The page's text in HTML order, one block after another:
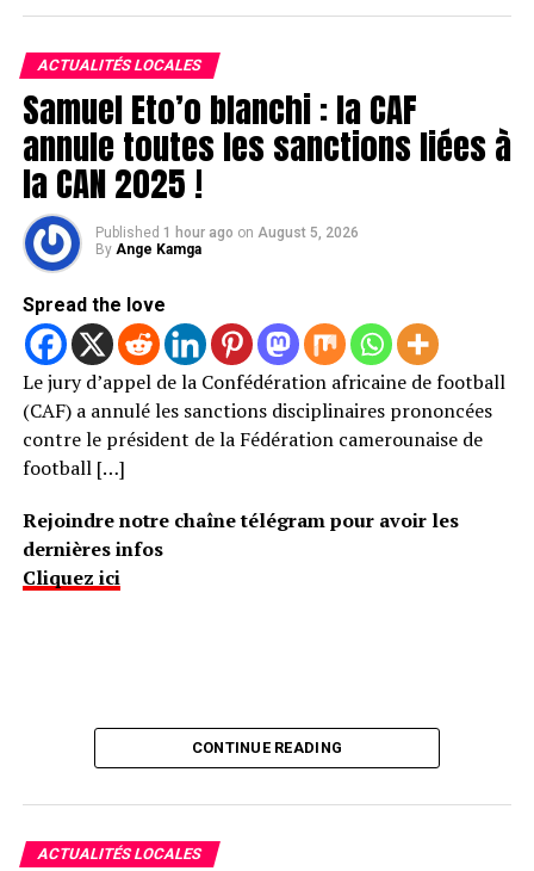
ACTUALITÉS LOCALES
Samuel Eto’o blanchi : la CAF
annule toutes les sanctions liées à
la CAN 2025 !
Published 1 hour ago on August 5, 2026
By Ange Kamga
Spread the love
Le jury d’appel de la Confédération africaine de football
(CAF) a annulé les sanctions disciplinaires prononcées
contre le président de la Fédération camerounaise de
football […]
Rejoindre notre chaîne télégram pour avoir les
dernières infos
Cliquez ici
CONTINUE READING
ACTUALITÉS LOCALES